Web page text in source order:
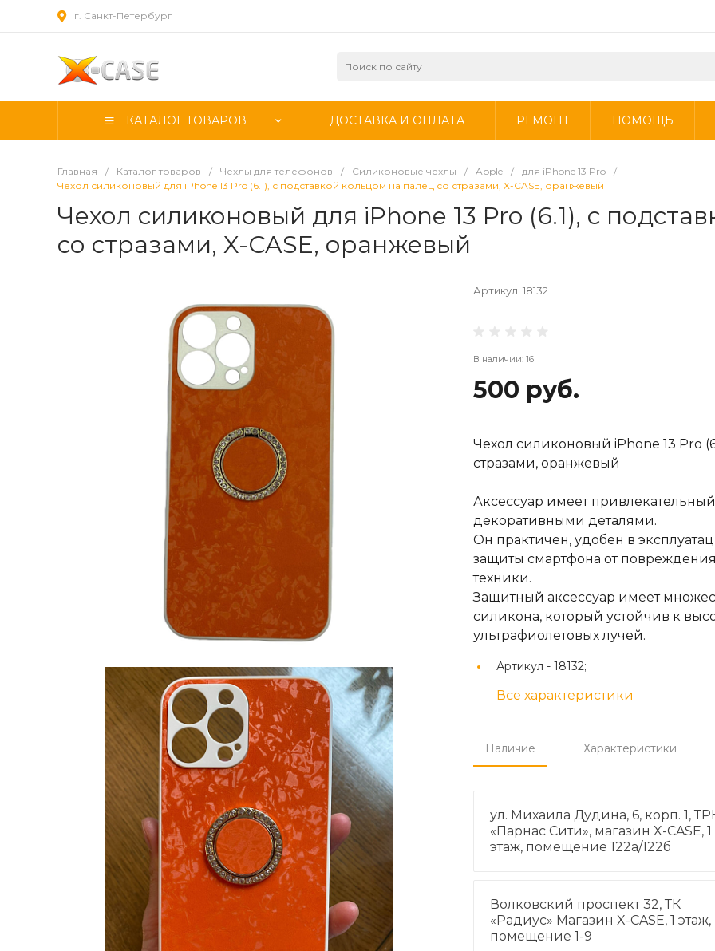
г. Санкт-Петербург
КАТАЛОГ ТОВАРОВ ДОСТАВКА И ОПЛАТА РЕМОНТ ПОМОЩЬ
Главная / Каталог товаров / Чехлы для телефонов / Силиконовые чехлы / Apple / для iPhone 13 Pro
/
Чехол силиконовый для iPhone 13 Pro (6.1), с подставкой кольцом на палец со стразами, X-CASE, оранжевый
Чехол силиконовый для iPhone 13 Pro (6.1), с
со стразами, X-CASE, оранжевый
Артикул: 18132
В наличии: 16
500 руб.
Чехол силиконовый iPhone 13 Pro
стразами, оранжевый
Аксессуар имеет
декоративными деталями.
Он практичен, удобен в
защиты смартфона от
техники.
Защитный аксессуар имеет
силикона, который устойчив к
ультрафиолетовых лучей.
Артикул - 18132;
Все характеристики
Наличие Характеристики
ул. Михаила Дудина, 6, корп. 1,
«Парнас Сити», магазин X-CASE, 1
этаж, помещение 122а/122б
Волковский проспект 32, ТК
«Радиус» Магазин X-CASE, 1 этаж,
помещение 1-9